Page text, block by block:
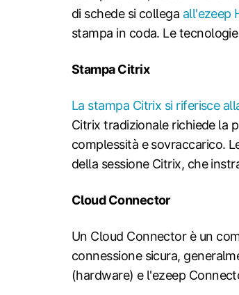
di schede si collega all'ezeep
stampa in coda. Le
Stampa Citrix
La stampa Citrix si riferisce
Citrix tradizionale richiede la
complessità e sovraccarico.
della sessione Citrix, che
Cloud Connector
Un Cloud Connector è un
connessione sicura,
(hardware) e l'ezeep